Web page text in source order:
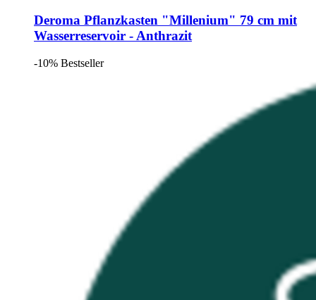
Deroma Pflanzkasten "Millenium" 79 cm mit
Wasserreservoir -​ Anthrazit
-10% Bestseller